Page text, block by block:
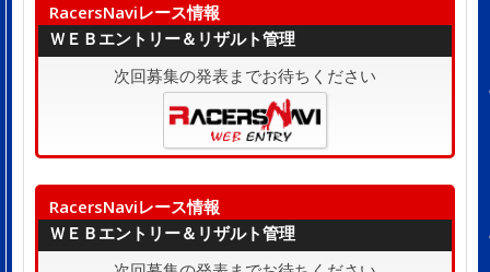
RacersNaviレース情報
ＷＥＢエントリー＆リザルト管理
次回募集の発表までお待ちください
RacersNaviレース情報
ＷＥＢエントリー＆リザルト管理